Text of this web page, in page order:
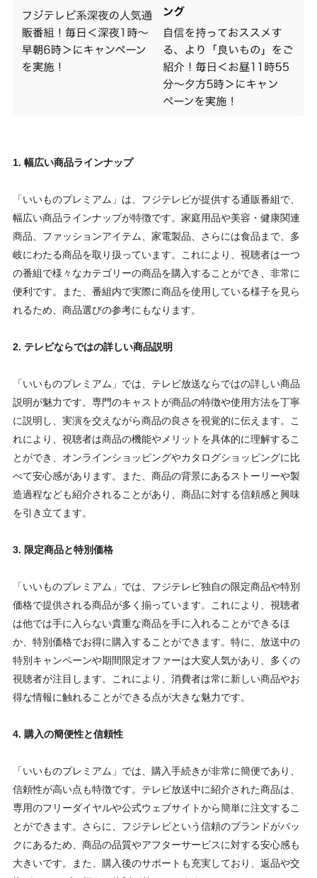
1. 幅広い商品ラインナップ
「いいものプレミアム」は、フジテレビが提供する通販番組で、
幅広い商品ラインナップが特徴です。家庭用品や美容・健康関連
商品、ファッションアイテム、家電製品、さらには食品まで、多
岐にわたる商品を取り扱っています。これにより、視聴者は一つ
の番組で様々なカテゴリーの商品を購入することができ、非常に
便利です。また、番組内で実際に商品を使用している様子を見ら
れるため、商品選びの参考にもなります。
2. テレビならではの詳しい商品説明
「いいものプレミアム」では、テレビ放送ならではの詳しい商品
説明が魅力です。専門のキャストが商品の特徴や使用方法を丁寧
に説明し、実演を交えながら商品の良さを視覚的に伝えます。こ
れにより、視聴者は商品の機能やメリットを具体的に理解するこ
とができ、オンラインショッピングやカタログショッピングに比
べて安心感があります。また、商品の背景にあるストーリーや製
造過程なども紹介されることがあり、商品に対する信頼感と興味
を引き立てます。
3. 限定商品と特別価格
「いいものプレミアム」では、フジテレビ独自の限定商品や特別
価格で提供される商品が多く揃っています。これにより、視聴者
は他では手に入らない貴重な商品を手に入れることができるほ
か、特別価格でお得に購入することができます。特に、放送中の
特別キャンペーンや期間限定オファーは大変人気があり、多くの
視聴者が注目します。これにより、消費者は常に新しい商品やお
得な情報に触れることができる点が大きな魅力です。
4. 購入の簡便性と信頼性
「いいものプレミアム」では、購入手続きが非常に簡便であり、
信頼性が高い点も特徴です。テレビ放送中に紹介された商品は、
専用のフリーダイヤルや公式ウェブサイトから簡単に注文するこ
とができます。さらに、フジテレビという信頼のブランドがバッ
クにあるため、商品の品質やアフターサービスに対する安心感も
大きいです。また、購入後のサポートも充実しており、返品や交